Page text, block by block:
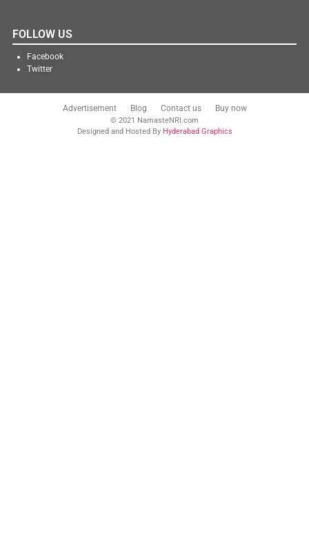
FOLLOW US
Facebook
Twitter
Advertisement Blog Contact us Buy now
© 2021 NamasteNRI.com
Designed and Hosted By Hyderabad Graphics